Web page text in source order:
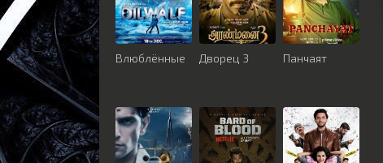
Влюблённые Дворец 3 Панчаят